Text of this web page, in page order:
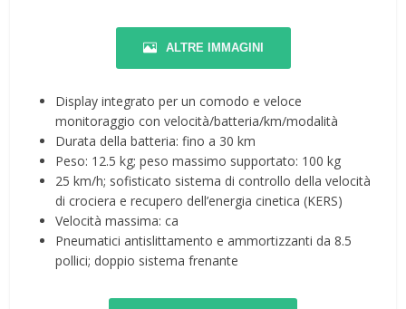
ALTRE IMMAGINI
Display integrato per un comodo e veloce
monitoraggio con velocità/batteria/km/modalità
Durata della batteria: fino a 30 km
Peso: 12.5 kg; peso massimo supportato: 100 kg
25 km/h; sofisticato sistema di controllo della velocità
di crociera e recupero dell’energia cinetica (KERS)
Velocità massima: ca
Pneumatici antislittamento e ammortizzanti da 8.5
pollici; doppio sistema frenante